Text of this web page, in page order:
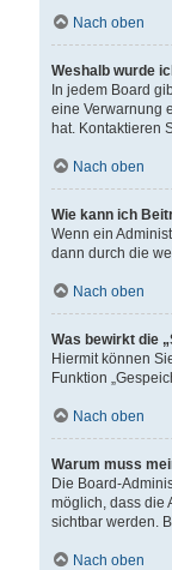
Nach oben
Weshalb wurde
In jedem Board
eine Verwarnung
hat. Kontaktieren
Nach oben
Wie kann ich
Wenn ein
dann durch die
Nach oben
Was bewirkt die
Hiermit können
Funktion
Nach oben
Warum muss
Die Board-
möglich, dass die
sichtbar werden.
Nach oben